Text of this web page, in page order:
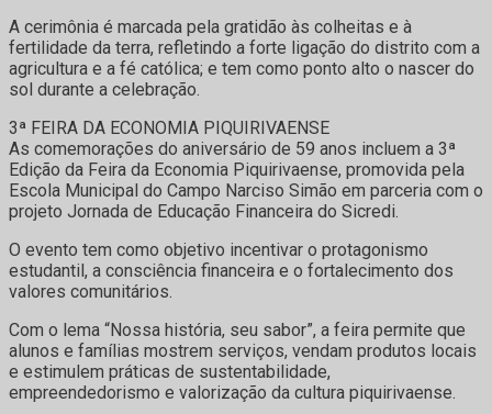
A cerimônia é marcada pela gratidão às colheitas e à
fertilidade da terra, refletindo a forte ligação do distrito com a
agricultura e a fé católica; e tem como ponto alto o nascer do
sol durante a celebração.
3ª FEIRA DA ECONOMIA PIQUIRIVAENSE
As comemorações do aniversário de 59 anos incluem a 3ª
Edição da Feira da Economia Piquirivaense, promovida pela
Escola Municipal do Campo Narciso Simão em parceria com o
projeto Jornada de Educação Financeira do Sicredi.
O evento tem como objetivo incentivar o protagonismo
estudantil, a consciência financeira e o fortalecimento dos
valores comunitários.
Com o lema “Nossa história, seu sabor”, a feira permite que
alunos e famílias mostrem serviços, vendam produtos locais
e estimulem práticas de sustentabilidade,
empreendedorismo e valorização da cultura piquirivaense.